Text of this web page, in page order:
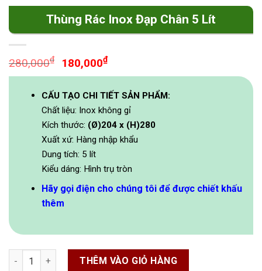
Thùng Rác Inox Đạp Chân 5 Lít
280,000₫
Original
price
was:
280,000₫.
180,000₫Current
price
is:
180,000₫.
CẤU TẠO CHI TIẾT SẢN PHẨM:
Chất liệu: Inox không gỉ
Kích thước: (Ø)204 x (H)280
Xuất xứ: Hàng nhập khẩu
Dung tích: 5 lít
Kiểu dáng: Hình trụ tròn
Hãy gọi điện cho chúng tôi để được chiết khấu
thêm
Thùng rác inox đạp chân 5 lít số lượng
THÊM VÀO GIỎ HÀNG